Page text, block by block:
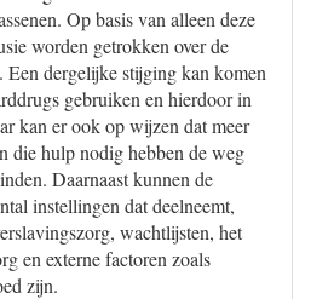
Op basis van alleen deze
worden getrokken over de
Een dergelijke stijging kan komen
gebruiken en hierdoor in
kan er ook op wijzen dat meer
die hulp nodig hebben de weg
Daarnaast kunnen de
instellingen dat deelneemt,
wachtlijsten, het
en externe factoren zoals
zijn.